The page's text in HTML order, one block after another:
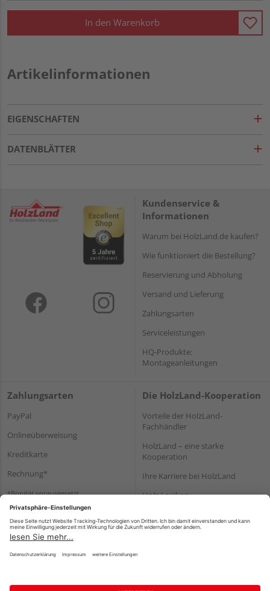
In den Warenkorb
Artikelinformationen
EIGENSCHAFTEN
DATENBLÄTTER
Kundenservice &
Informationen
Warum bei HolzLand.de kaufen?
Wie funktioniert die Bestellung?
Reservierung und Abholung
Versand und Lieferung
Zahlungsarten
Serviceleistungen
HQ-Produkte:
Montageanleitungen
Zahlungsarten
PayPal
Onlineüberweisung
Kreditkarte
Rechnung*
*Bonität vorausgesetzt
Die HolzLand-Kooperation
Vorteile der HolzLand-
Fachhändler
HolzLand – eine starke
Kooperation
Ihre Karriere bei HolzLand
Holz-Lexikon
Impressum Datenschutz Nutzungsbedingungen